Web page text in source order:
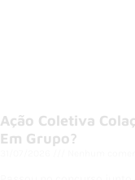
Ação Coletiva
Em Grupo?